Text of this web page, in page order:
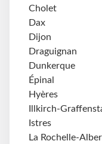
Cholet
Dax
Dijon
Draguignan
Dunkerque
Épinal
Hyères
Illkirch-
Istres
La Rochelle-